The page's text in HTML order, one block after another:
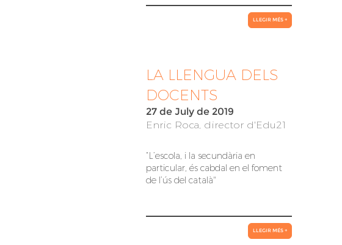
LLEGIR MÉS +
LA LLENGUA DELS
DOCENTS
27 de July de 2019
Enric Roca, director d'Edu21
“L’escola, i la secundària en
particular, és cabdal en el foment
de l’ús del català"
LLEGIR MÉS +